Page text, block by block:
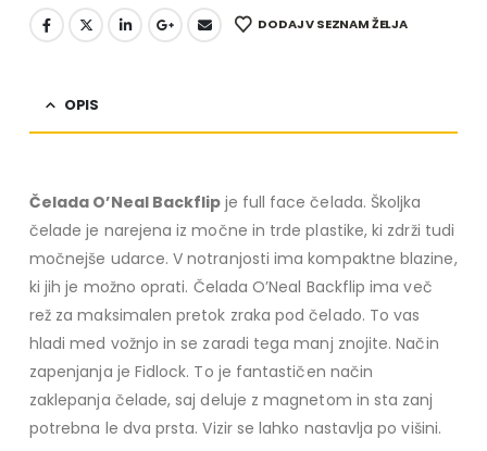
DODAJ V SEZNAM ŽELJA
OPIS
Čelada O’Neal Backflip je full face čelada. Školjka
čelade je narejena iz močne in trde plastike, ki zdrži tudi
močnejše udarce. V notranjosti ima kompaktne blazine,
ki jih je možno oprati. Čelada O’Neal Backflip ima več
rež za maksimalen pretok zraka pod čelado. To vas
hladi med vožnjo in se zaradi tega manj znojite. Način
zapenjanja je Fidlock. To je fantastičen način
zaklepanja čelade, saj deluje z magnetom in sta zanj
potrebna le dva prsta. Vizir se lahko nastavlja po višini.